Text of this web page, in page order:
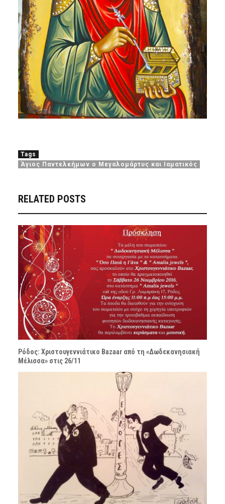
Tags
Άγιος Παντελεήμων ο Μεγαλομάρτυς και Ιαματικός
RELATED POSTS
Ρόδος: Χριστουγεννιάτικο Bazaar από τη «Δωδεκανησιακή
Μέλισσα» στις 26/11